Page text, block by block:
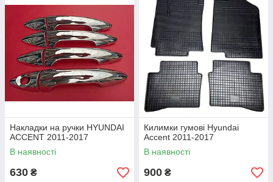
Накладки на ручки HYUNDAI
ACCENT 2011-2017
В наявності
630 ₴
Килимки гумові Hyundai
Accent 2011-2017
В наявності
900 ₴